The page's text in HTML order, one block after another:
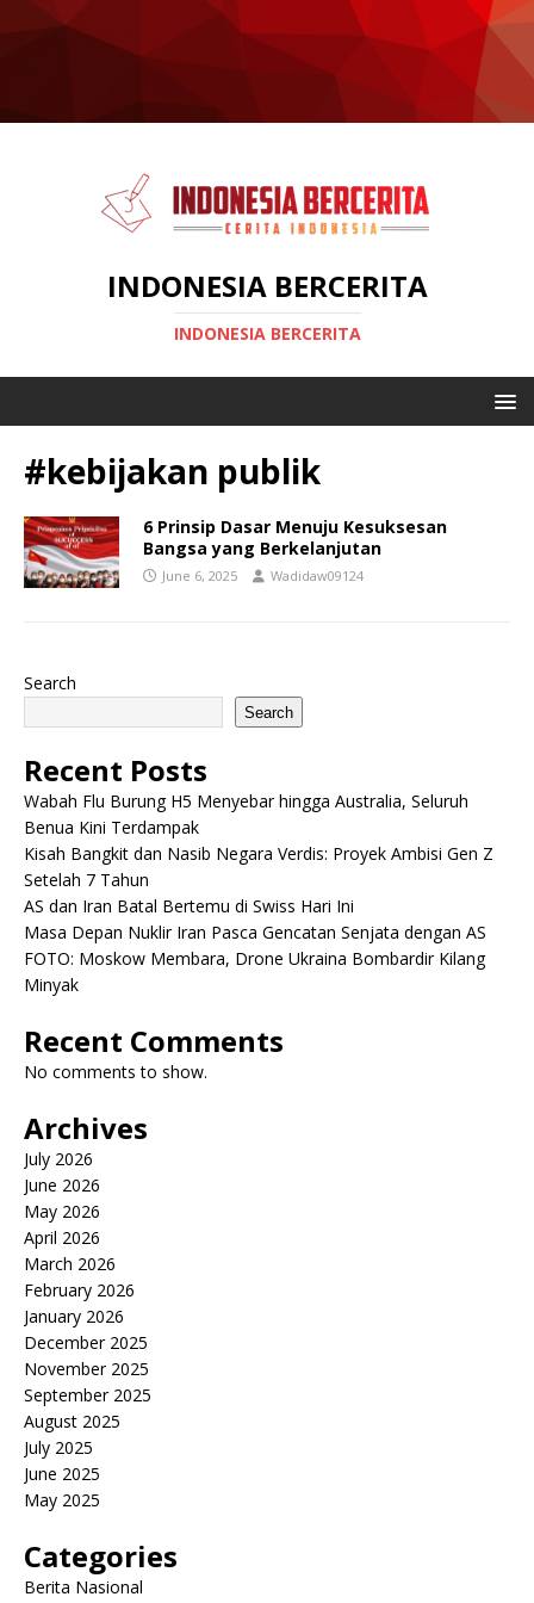
INDONESIA BERCERITA
INDONESIA BERCERITA
#kebijakan publik
6 Prinsip Dasar Menuju Kesuksesan
Bangsa yang Berkelanjutan
June 6, 2025 Wadidaw09124
Search
Search
Recent Posts
Wabah Flu Burung H5 Menyebar hingga Australia, Seluruh
Benua Kini Terdampak
Kisah Bangkit dan Nasib Negara Verdis: Proyek Ambisi Gen Z
Setelah 7 Tahun
AS dan Iran Batal Bertemu di Swiss Hari Ini
Masa Depan Nuklir Iran Pasca Gencatan Senjata dengan AS
FOTO: Moskow Membara, Drone Ukraina Bombardir Kilang
Minyak
Recent Comments
No comments to show.
Archives
July 2026
June 2026
May 2026
April 2026
March 2026
February 2026
January 2026
December 2025
November 2025
September 2025
August 2025
July 2025
June 2025
May 2025
Categories
Berita Nasional